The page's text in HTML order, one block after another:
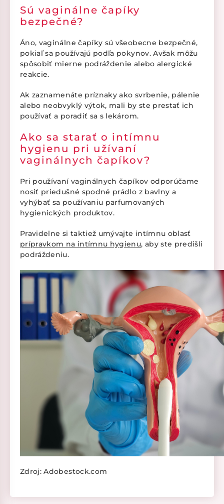
Sú vaginálne čapíky
bezpečné?
Áno, vaginálne čapíky sú všeobecne bezpečné,
pokiaľ sa používajú podľa pokynov. Avšak môžu
spôsobiť mierne podráždenie alebo alergické
reakcie.
Ak zaznamenáte príznaky ako svrbenie, pálenie
alebo neobvyklý výtok, mali by ste prestať ich
používať a poradiť sa s lekárom.
Ako sa starať o intímnu
hygienu pri užívaní
vaginálnych čapíkov?
Pri používaní vaginálnych čapíkov odporúčame
nosiť priedušné spodné prádlo z bavlny a
vyhýbať sa používaniu parfumovaných
hygienických produktov.
Pravidelne si taktiež umývajte intímnu oblasť
prípravkom na intímnu hygienu, aby ste predišli
podráždeniu.
Zdroj: Adobestock.com